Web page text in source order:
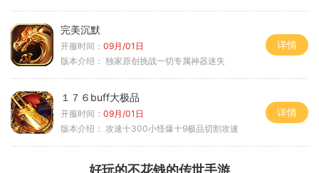
完美沉默
开服时间： 09月/01日
版本介绍： 独家原创挑战一切专属神器迷失
详情
１７６buff大极品
开服时间： 09月/01日
版本介绍： 攻速十300小怪爆十9极品切割攻速
详情